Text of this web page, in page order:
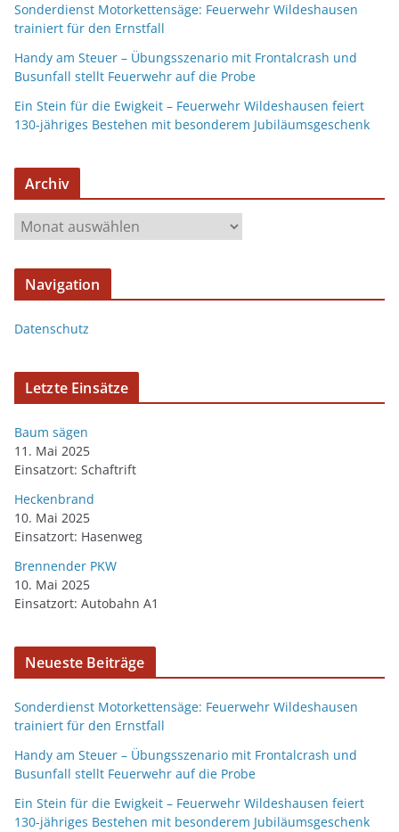
Sonderdienst Motorkettensäge: Feuerwehr Wildeshausen
trainiert für den Ernstfall
Handy am Steuer – Übungsszenario mit Frontalcrash und
Busunfall stellt Feuerwehr auf die Probe
Ein Stein für die Ewigkeit – Feuerwehr Wildeshausen feiert
130-jähriges Bestehen mit besonderem Jubiläumsgeschenk
Archiv
Navigation
Datenschutz
Letzte Einsätze
Baum sägen
11. Mai 2025
Einsatzort: Schaftrift
Heckenbrand
10. Mai 2025
Einsatzort: Hasenweg
Brennender PKW
10. Mai 2025
Einsatzort: Autobahn A1
Neueste Beiträge
Sonderdienst Motorkettensäge: Feuerwehr Wildeshausen
trainiert für den Ernstfall
Handy am Steuer – Übungsszenario mit Frontalcrash und
Busunfall stellt Feuerwehr auf die Probe
Ein Stein für die Ewigkeit – Feuerwehr Wildeshausen feiert
130-jähriges Bestehen mit besonderem Jubiläumsgeschenk